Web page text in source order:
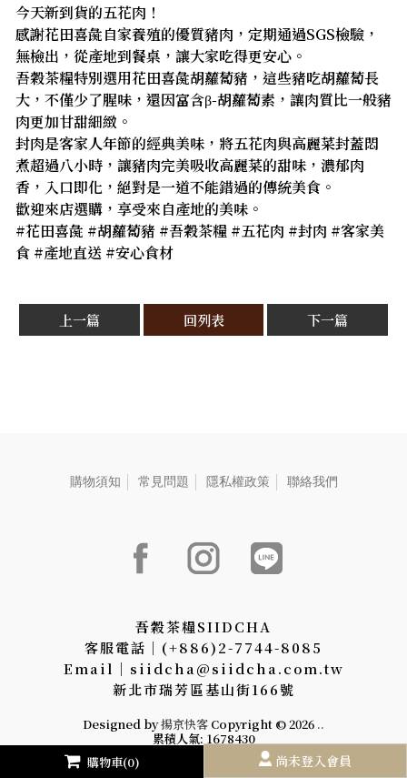
尚未登入會員
今天新到貨的五花肉！
感謝花田喜彘自家養殖的優質豬肉，定期通過SGS檢驗，
無檢出，從產地到餐桌，讓大家吃得更安心。
吾穀茶糧特別選用花田喜彘胡蘿蔔豬，這些豬吃胡蘿蔔長
大，不僅少了腥味，還因富含β-胡蘿蔔素，讓肉質比一般豬
肉更加甘甜細緻。
封肉是客家人年節的經典美味，將五花肉與高麗菜封蓋悶
煮超過八小時，讓豬肉完美吸收高麗菜的甜味，濃郁肉
香，入口即化，絕對是一道不能錯過的傳統美食。
歡迎來店選購，享受來自產地的美味。
#花田喜彘 #胡蘿蔔豬 #吾穀茶糧 #五花肉 #封肉 #客家美
食 #產地直送 #安心食材
上一篇 回列表 下一篇
購物車(0)
購物須知 常見問題 隱私權政策 聯絡我們
吾穀茶糧SIIDCHA
客服電話│(+886)2-7744-8085
Email│siidcha@siidcha.com.tw
新北市瑞芳區基山街166號
Designed by揚京快客 Copyright © 2026 ..
累積人氣: 1678430